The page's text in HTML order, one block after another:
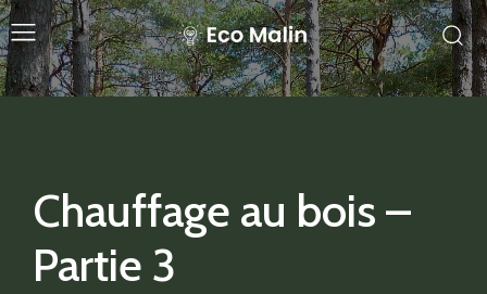
Chauffage au bois –
Partie 3